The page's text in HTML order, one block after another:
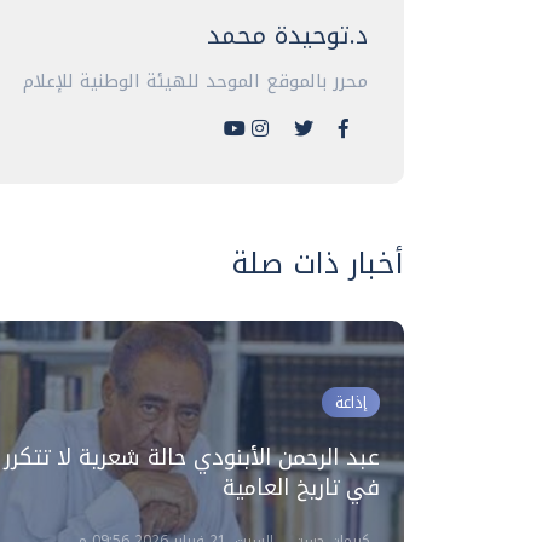
د.توحيدة محمد
محرر بالموقع الموحد للهيئة الوطنية للإعلام
أخبار ذات صلة
إذاعة
عبد الرحمن الأبنودي حالة شعرية لا تتكرر
في تاريخ العامية